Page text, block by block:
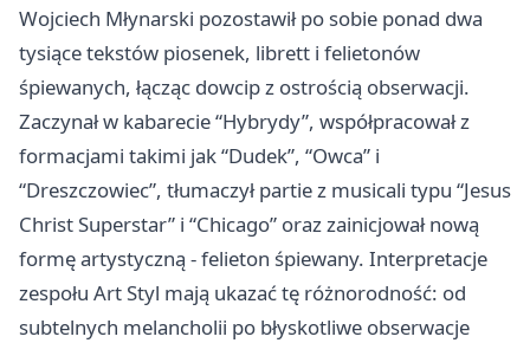
Wojciech Młynarski pozostawił po sobie ponad dwa
tysiące tekstów piosenek, librett i felietonów
śpiewanych, łącząc dowcip z ostrością obserwacji.
Zaczynał w kabarecie “Hybrydy”, współpracował z
formacjami takimi jak “Dudek”, “Owca” i
“Dreszczowiec”, tłumaczył partie z musicali typu “Jesus
Christ Superstar” i “Chicago” oraz zainicjował nową
formę artystyczną - felieton śpiewany. Interpretacje
zespołu Art Styl mają ukazać tę różnorodność: od
subtelnych melancholii po błyskotliwe obserwacje